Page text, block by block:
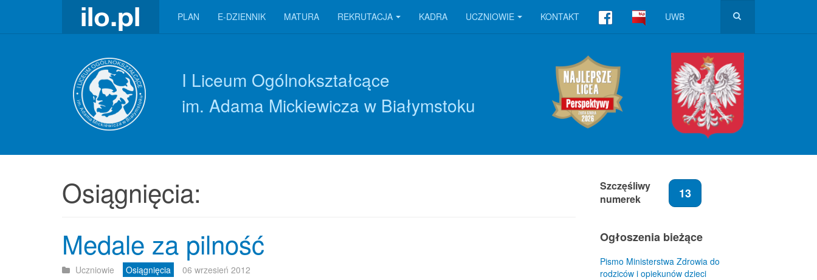
PLAN E-DZIENNIK MATURA REKRUTACJA KADRA UCZNIOWIE KONTAKT UWB
I Liceum Ogólnokształcące
im. Adama Mickiewicza w Białymstoku
Osiągnięcia:
Medale za pilność
Uczniowie Osiągnięcia 06 wrzesień 2012
Szczęśliwy
numerek
13
Ogłoszenia bieżące
Pismo Ministerstwa Zdrowia do
rodziców i opiekunów dzieci